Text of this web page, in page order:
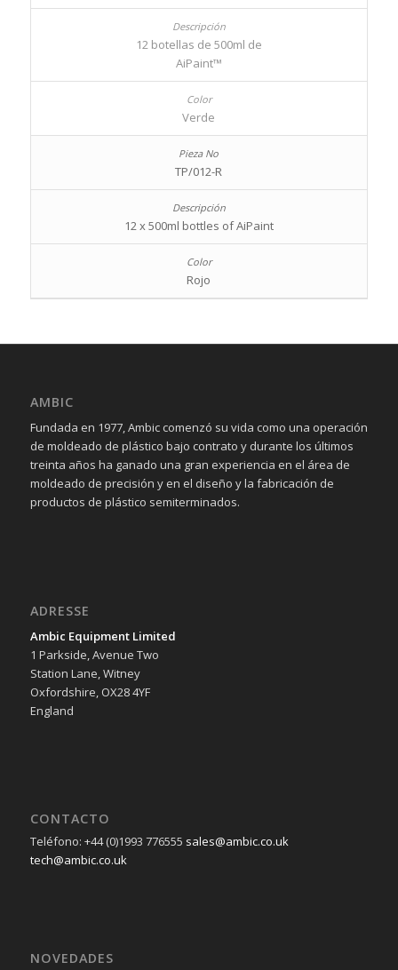
12 botellas de 500ml de
AiPaint™
Verde
TP/012-R
12 x 500ml bottles of AiPaint
Rojo
AMBIC
Fundada en 1977, Ambic comenzó su vida como una operación
de moldeado de plástico bajo contrato y durante los últimos
treinta años ha ganado una gran experiencia en el área de
moldeado de precisión y en el diseño y la fabricación de
productos de plástico semiterminados.
ADRESSE
Ambic Equipment Limited
1 Parkside, Avenue Two
Station Lane, Witney
Oxfordshire, OX28 4YF
England
CONTACTO
Teléfono: +44 (0)1993 776555 sales@ambic.co.uk
tech@ambic.co.uk
NOVEDADES